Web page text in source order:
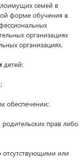
семей в
форме обучения в
организациях
организациях.
детей:
обеспечении;
прав либо
или